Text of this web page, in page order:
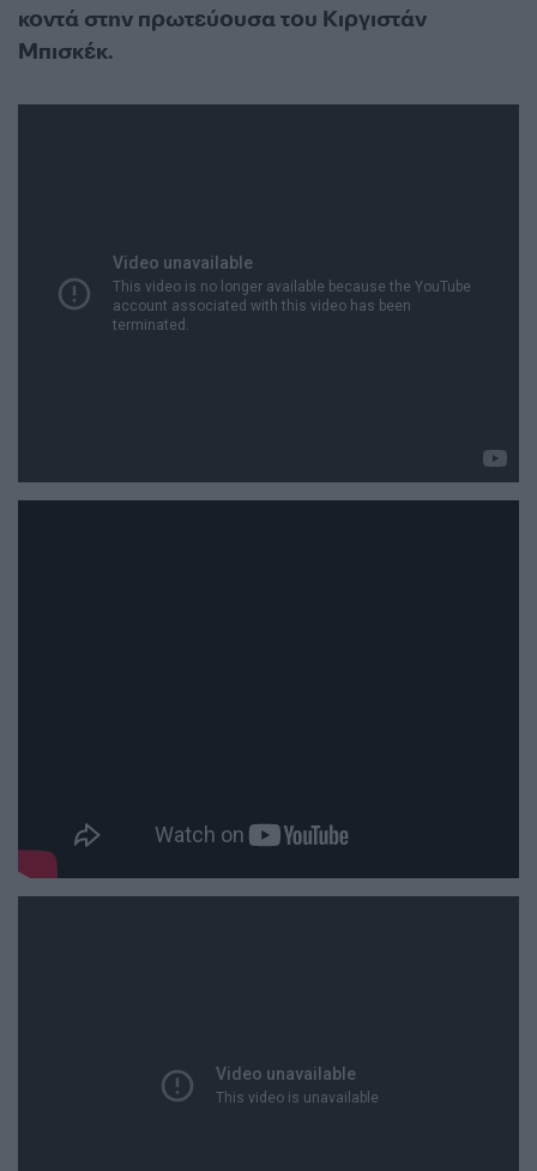
κοντά στην πρωτεύουσα του Κιργιστάν
Μπισκέκ.